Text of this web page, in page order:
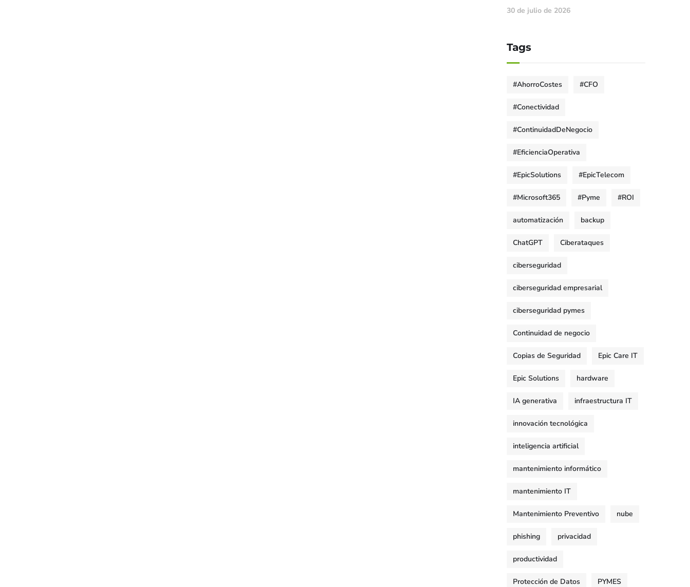
30 de julio de 2026
Tags
#AhorroCostes #CFO
#Conectividad
#ContinuidadDeNegocio
#EficienciaOperativa
#EpicSolutions #EpicTelecom
#Microsoft365 #Pyme #ROI
automatización backup
ChatGPT Ciberataques
ciberseguridad
ciberseguridad empresarial
ciberseguridad pymes
Continuidad de negocio
Copias de Seguridad Epic Care IT
Epic Solutions hardware
IA generativa infraestructura IT
innovación tecnológica
inteligencia artificial
mantenimiento informático
mantenimiento IT
Mantenimiento Preventivo nube
phishing privacidad
productividad
Protección de Datos PYMES